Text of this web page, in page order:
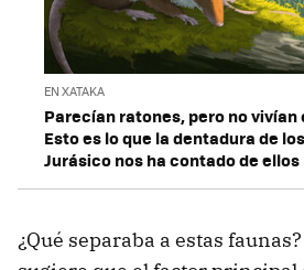
EN XATAKA
Parecían ratones, pero no
Esto es lo que la dentadura de
Jurásico nos ha contado de ellos
¿Qué separaba a estas